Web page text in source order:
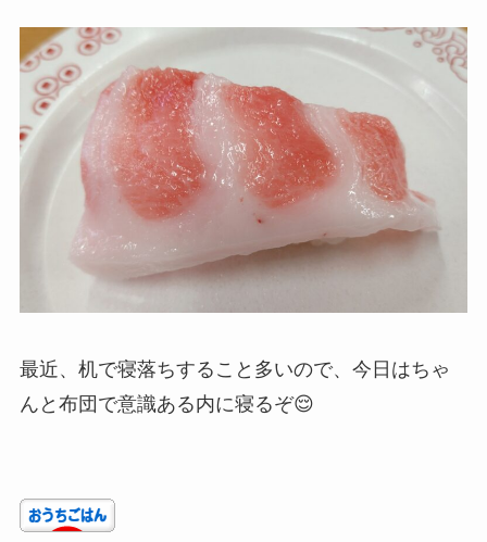
最近、机で寝落ちすること多いので、今日はちゃ
んと布団で意識ある内に寝るぞ😌